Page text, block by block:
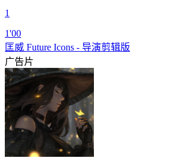
1
1'00
匡威 Future Icons - 导演剪辑版
广告片